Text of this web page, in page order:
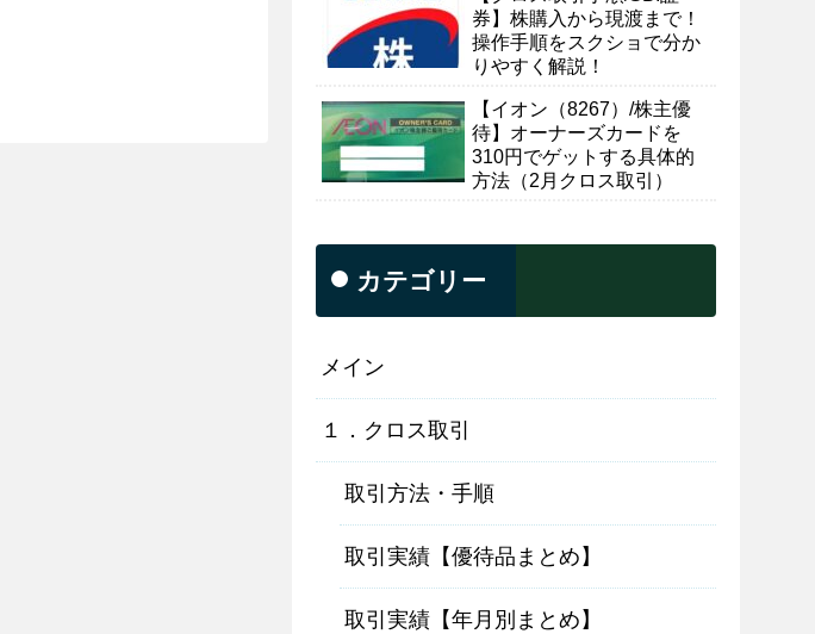
券】株購入から現渡まで！
操作手順をスクショで分か
りやすく解説！
【イオン（8267）/株主優
待】オーナーズカードを
310円でゲットする具体的
方法（2月クロス取引）
カテゴリー
メイン
１．クロス取引
取引方法・手順
取引実績【優待品まとめ】
取引実績【年月別まとめ】